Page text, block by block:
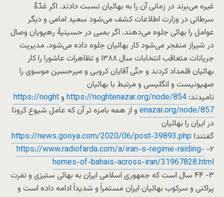
غیره می‌برند در زمانی آن را به بهائیان نسبت دادند. اگر غدّۀ
سرطانی در وزارت اطلاعات کشف می‌شود سعید امامی و دیگر
عوامل را بهائی جلوه می‌دهند. اگر بمبی در حسینیۀ رهپویان وصال
در شیراز منفجر می‌شود کار بهائیان جلوه داده می‌شود. مدیریت
جریانات متعاقب انتخابات سال ۱۳۸۸ و تظاهرات عاشورا را کار
بهائیان قلمداد کردند و حتّی آقایان کروبی و میرحسین موسوی را
صهیونیست و انگلیسی و مرتبط با بهائیان
نامیدند: https://noghtenazar.org/node/854 وhttps://noght
enazar.org/node/857 و از همه بامزه تر آن که عامل شیوع کرونا
در ایران را بهائیان
گفتند! https://news.gooya.com/2020/06/post-39893.php
۲- https://www.radiofarda.com/a/iran-s-regime-raiding-
homes-of-bahais-across-iran/31967828.html
۳- ۴۴ سال است که جمهوری اسلامی ایران به بهائی ستیزی و نفرت
پراکنی و سرکوب بهائیان ایران مستمراً و شدیداً ادامه داده است و